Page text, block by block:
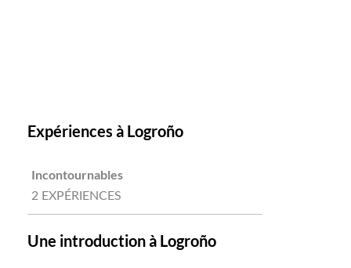
Expériences à Logroño
Incontournables
2 EXPÉRIENCES
Une introduction à Logroño